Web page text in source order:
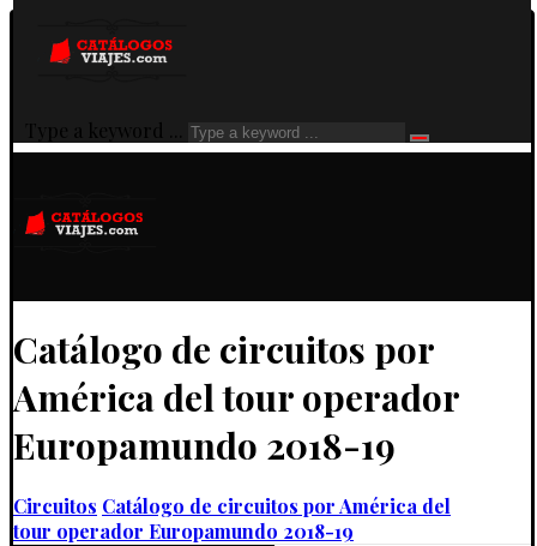
Type a keyword ...
Catálogo de circuitos por
América del tour operador
Europamundo 2018-19
Circuitos Catálogo de circuitos por América del
tour operador Europamundo 2018-19